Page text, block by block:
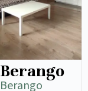
Berango
Berango